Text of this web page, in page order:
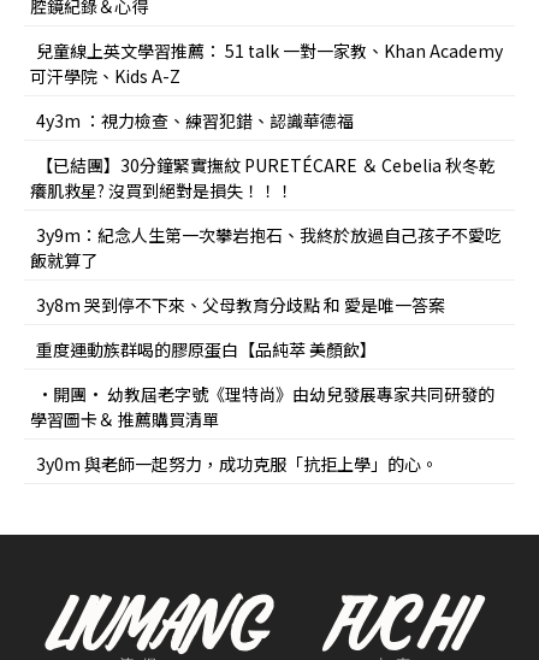
腔鏡紀錄＆心得
兒童線上英文學習推薦： 51 talk 一對一家教、Khan Academy
可汗學院、Kids A-Z
4y3m ：視力檢查、練習犯錯、認識華德福
【已結團】30分鐘緊實撫紋 PURETÉCARE ＆ Cebelia 秋冬乾
癢肌救星? 沒買到絕對是損失！！！
3y9m：紀念人生第一次攀岩抱石、我終於放過自己孩子不愛吃
飯就算了
3y8m 哭到停不下來、父母教育分歧點 和 愛是唯一答案
重度運動族群喝的膠原蛋白【品純萃 美顏飲】
•開團• 幼教屆老字號《理特尚》由幼兒發展專家共同研發的
學習圖卡＆ 推薦購買清單
3y0m 與老師一起努力，成功克服「抗拒上學」的心。